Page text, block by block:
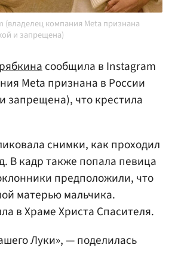
(владелец компания Meta признана
и запрещена)
сообщила в Instagram
Meta признана в России
запрещена), что крестила
снимки, как проходил
В кадр также попала певица
предположили, что
матерью мальчика.
в Храме Христа Спасителя.
Луки», — поделилась